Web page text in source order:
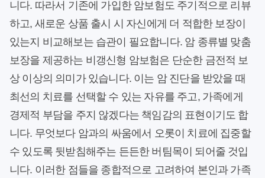
니다. 따라서 기존에 가입한 암보험도 주기적으로 리뷰
하고, 새로운 상품 출시 시 자신에게 더 적합한 보장이
있는지 비교해보는 습관이 필요합니다. 암 종류별 맞춤
보장을 제공하는 비갱신형 암보험은 단순한 금전적 보
상 이상의 의미가 있습니다. 이는 암 진단을 받았을 때
최선의 치료를 선택할 수 있는 자유를 주고, 가족에게
경제적 부담을 주지 않겠다는 책임감의 표현이기도 합
니다. 무엇보다 암과의 싸움에서 오롯이 치료에 집중할
수 있도록 뒷받침해주는 든든한 버팀목이 되어줄 것입
니다. 이러한 점들을 종합적으로 고려하여 본인과 가족